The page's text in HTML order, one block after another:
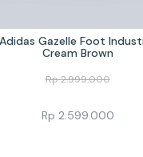
Adidas Gazelle Foot
Cream Brown
Rp2.999.000
Rp 2.599.000